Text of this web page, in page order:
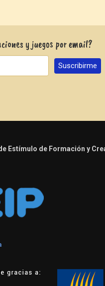
y juegos por email?
Estímulo de Formación y